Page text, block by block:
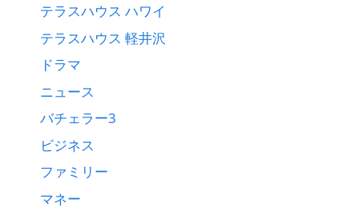
テラスハウス ハワイ
テラスハウス 軽井沢
ドラマ
ニュース
バチェラー3
ビジネス
ファミリー
マネー